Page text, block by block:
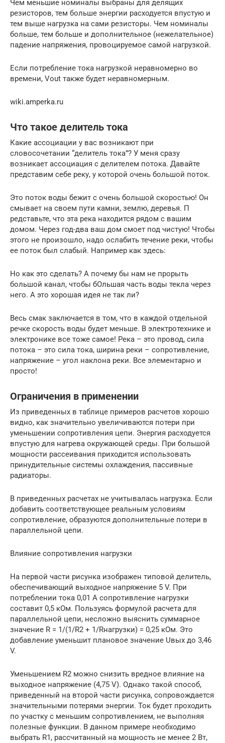
Чем меньшие номиналы выбраны для делящих
резисторов, тем больше энергии расходуется впустую и
тем выше нагрузка на сами резисторы. Чем номиналы
больше, тем больше и дополнительное (нежелательное)
падение напряжения, провоцируемое самой нагрузкой.
Если потребление тока нагрузкой неравномерно во
времени, Vout также будет неравномерным.
wiki.amperka.ru
Что такое делитель тока
Какие ассоциации у вас возникают при
словосочетании “делитель тока”? У меня сразу
возникает ассоциация с делителем потока. Давайте
представим себе реку, у которой очень большой поток.
Это поток воды бежит с очень большой скоростью! Он
смывает на своем пути камни, землю, деревья. П
редставьте, что эта река находится рядом с вашим
домом. Через год-два ваш дом смоет под чистую! Чтобы
этого не произошло, надо ослабить течение реки, чтобы
ее поток был слабый. Например как здесь:
Но как это сделать? А почему бы нам не прорыть
большой канал, чтобы бОльшая часть воды текла через
него. А это хорошая идея не так ли?
Весь смак заключается в том, что в каждой отдельной
речке скорость воды будет меньше. В электротехнике и
электронике все тоже самое! Река – это провод, сила
потока – это сила тока, ширина реки – сопротивление,
напряжение – угол наклона реки. Все элементарно и
просто!
Ограничения в применении
Из приведенных в таблице примеров расчетов хорошо
видно, как значительно увеличиваются потери при
уменьшении сопротивления цепи. Энергия расходуется
впустую для нагрева окружающей среды. При большой
мощности рассеивания приходится использовать
принудительные системы охлаждения, пассивные
радиаторы.
В приведенных расчетах не учитывалась нагрузка. Если
добавить соответствующее реальным условиям
сопротивление, образуются дополнительные потери в
параллельной цепи.
Влияние сопротивления нагрузки
На первой части рисунка изображен типовой делитель,
обеспечивающий выходное напряжение 5 V. При
потреблении тока 0,01 А сопротивление нагрузки
составит 0,5 кОм. Пользуясь формулой расчета для
параллельной цепи, несложно выяснить суммарное
значение R = 1/(1/R2 + 1/Rнагрузки) = 0,25 кОм. Это
добавление уменьшит плановое значение Uвых до 3,46
V.
Уменьшением R2 можно снизить вредное влияние на
выходное напряжение (4,75 V). Однако такой способ,
приведенный на второй части рисунка, сопровождается
значительными потерями энергии. Ток будет проходить
по участку с меньшим сопротивлением, не выполняя
полезные функции. В данном примере необходимо
выбрать R1, рассчитанный на мощность не менее 2 Вт,